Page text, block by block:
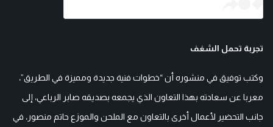
تجربة تحمل الشغف
وكتب توفيق في منشوره أن “خطوات فنية جديدة ومميزة في الطريق”،
معربا عن سعادته بهذا التعاون الذي يجمعه بصديقه صابر الرباعي، إلى
جانب التحضير لأعمال أخرى بالتعاون مع الملحن والموزع حاتم منصور، في